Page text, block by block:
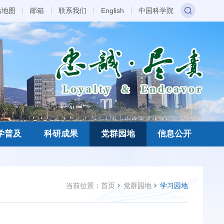
图 邮箱 联系我们 English 中国科学院
普及 科研成果 党群园地 信息公开
当前位置： 首页 党群园地 学习园地